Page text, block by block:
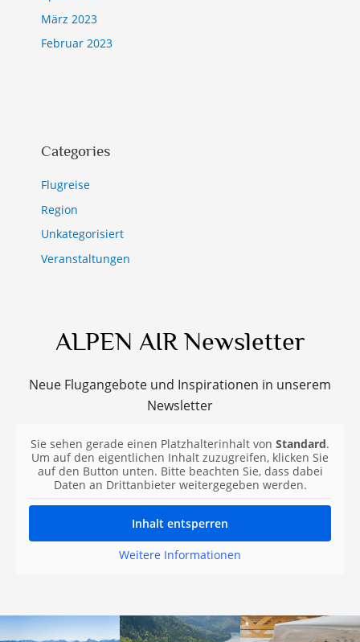
März 2023
Februar 2023
Categories
Flugreise
Region
Unkategorisiert
Veranstaltungen
ALPEN AIR Newsletter
Neue Flugangebote und Inspirationen in unserem
Newsletter
Sie sehen gerade einen Platzhalterinhalt von Standard.
Um auf den eigentlichen Inhalt zuzugreifen, klicken Sie
auf den Button unten. Bitte beachten Sie, dass dabei
Daten an Drittanbieter weitergegeben werden.
Inhalt entsperren
Weitere Informationen